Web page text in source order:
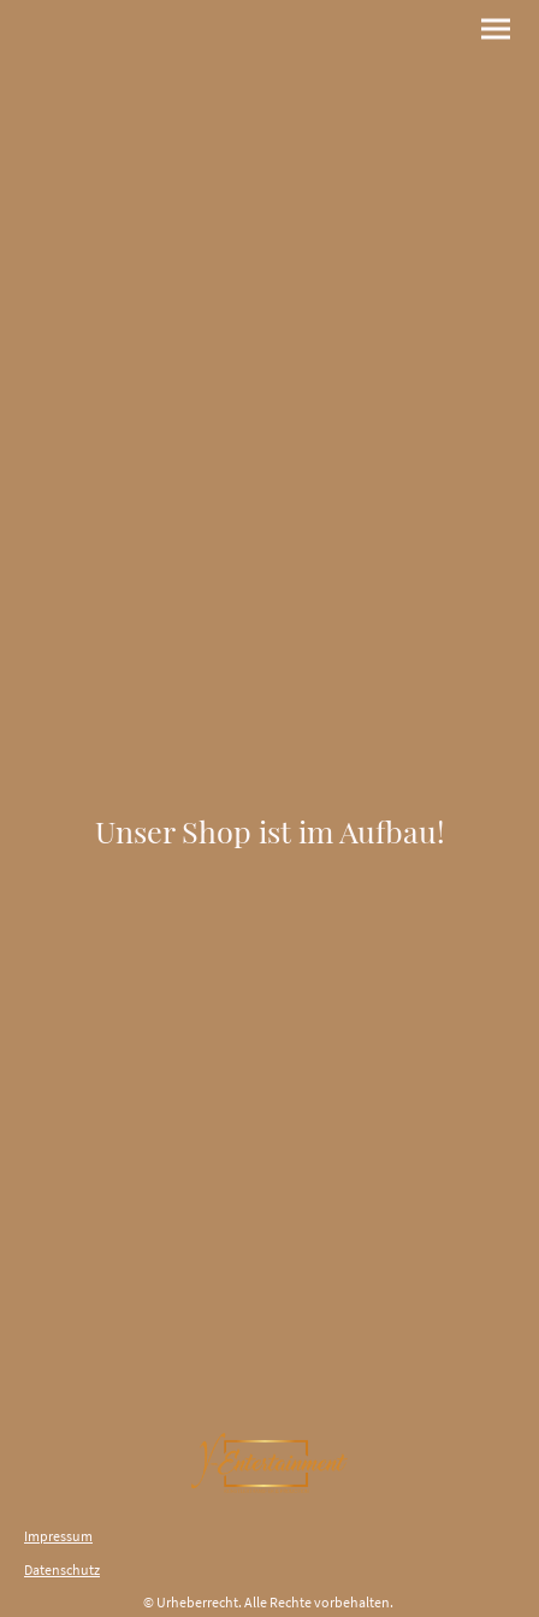
Unser Shop ist im Aufbau!
Impressum
Datenschutz
© Urheberrecht. Alle Rechte vorbehalten.